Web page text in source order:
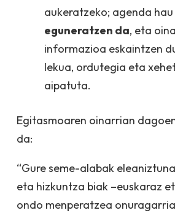
aukeratzeko; agenda hau
eguneratzen da, eta
informazioa eskaintzen
lekua, ordutegia eta
aipatuta.
Egitasmoaren oinarrian
da:
“Gure seme-alabak
eta hizkuntza biak –euskaraz
ondo menperatzea